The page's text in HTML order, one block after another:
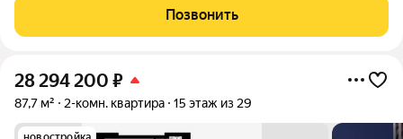
выполнен в светлых оттенках. В стоимость квартиры входит:
кухонный гарнитур с
Позвонить
28 294 200 ₽
87,7 м² 2-комн. квартира 15 этаж из 29